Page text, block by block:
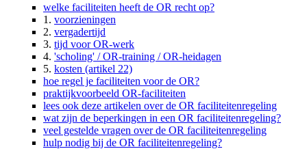
welke faciliteiten heeft de OR recht op?
1. voorzieningen
2. vergadertijd
3. tijd voor OR-werk
4. 'scholing' / OR-training / OR-heidagen
5. kosten (artikel 22)
hoe regel je faciliteiten voor de OR?
praktijkvoorbeeld OR-faciliteiten
lees ook deze artikelen over de OR faciliteitenregeling
wat zijn de beperkingen in een OR faciliteitenregeling?
veel gestelde vragen over de OR faciliteitenregeling
hulp nodig bij de OR faciliteitenregeling?